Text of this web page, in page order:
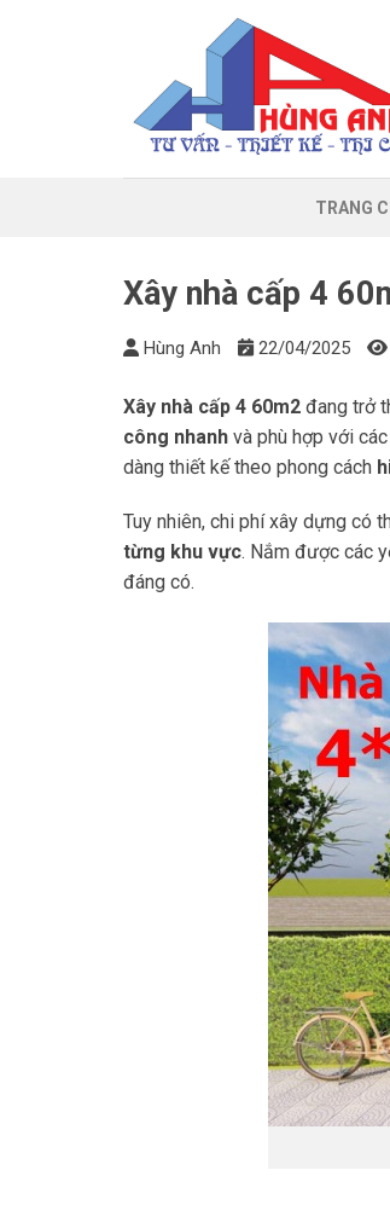
TRANG
Xây nhà cấp 4
Hùng Anh 22/04/2025
Xây nhà cấp 4 60m2 đang trở
công nhanh và phù hợp với
dàng thiết kế theo phong cách
Tuy nhiên, chi phí xây dựng có
từng khu vực. Nắm được các
đáng có.